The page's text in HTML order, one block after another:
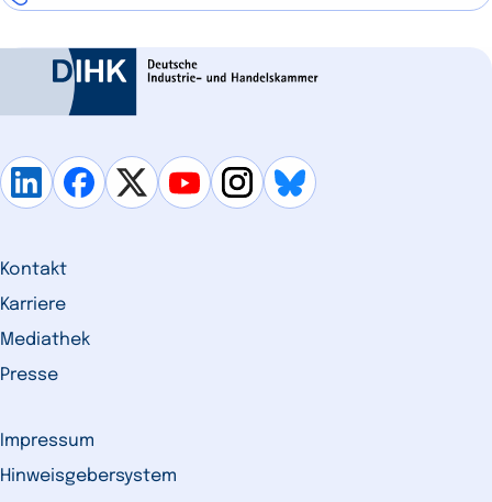
Kontakt
Karriere
Mediathek
Presse
Impressum
Hinweisgebersystem